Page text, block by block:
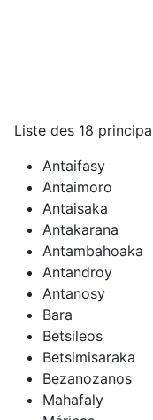
Liste des 18
Antaifasy
Antaimoro
Antaisaka
Antakarana
Antambahoaka
Antandroy
Antanosy
Bara
Betsileos
Betsimisaraka
Bezanozanos
Mahafaly